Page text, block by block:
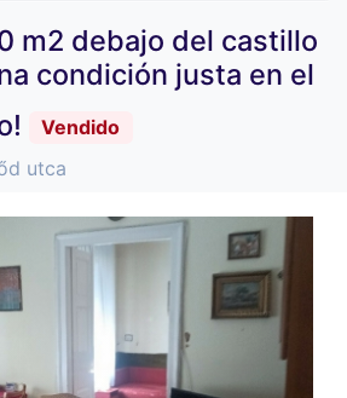
m2 debajo del castillo
condición justa en el
Vendido
utca